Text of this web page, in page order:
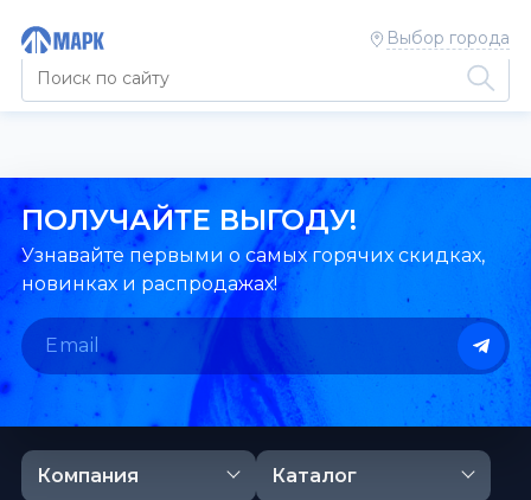
Выбор города
ПОЛУЧАЙТЕ ВЫГОДУ!
Узнавайте первыми о самых горячих скидках,
новинках и распродажах!
Компания Каталог